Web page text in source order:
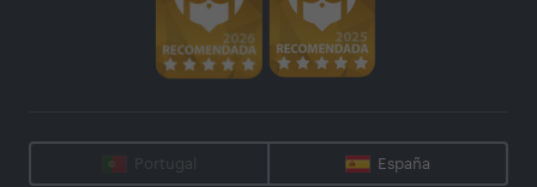
Portugal España